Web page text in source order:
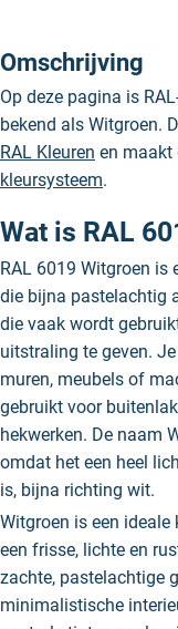
Omschrijving
Op deze pagina is
bekend als Witgroen.
RAL Kleuren en maakt
kleursysteem.
Wat is RAL
RAL 6019 Witgroen is
die bijna pastelachtig
die vaak wordt
uitstraling te geven.
muren, meubels of
gebruikt voor
hekwerken. De naam
omdat het een heel
is, bijna richting wit.
Witgroen is een
een frisse, lichte en
zachte, pastelachtige
minimalistische